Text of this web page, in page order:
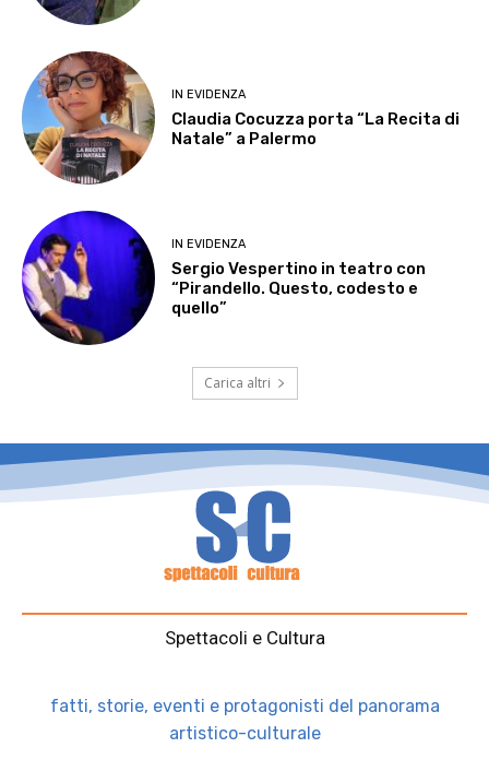
IN EVIDENZA
Claudia Cocuzza porta “La Recita di
Natale” a Palermo
IN EVIDENZA
Sergio Vespertino in teatro con
“Pirandello. Questo, codesto e
quello”
Carica altri
Spettacoli e Cultura
fatti, storie, eventi e protagonisti del panorama
artistico-culturale